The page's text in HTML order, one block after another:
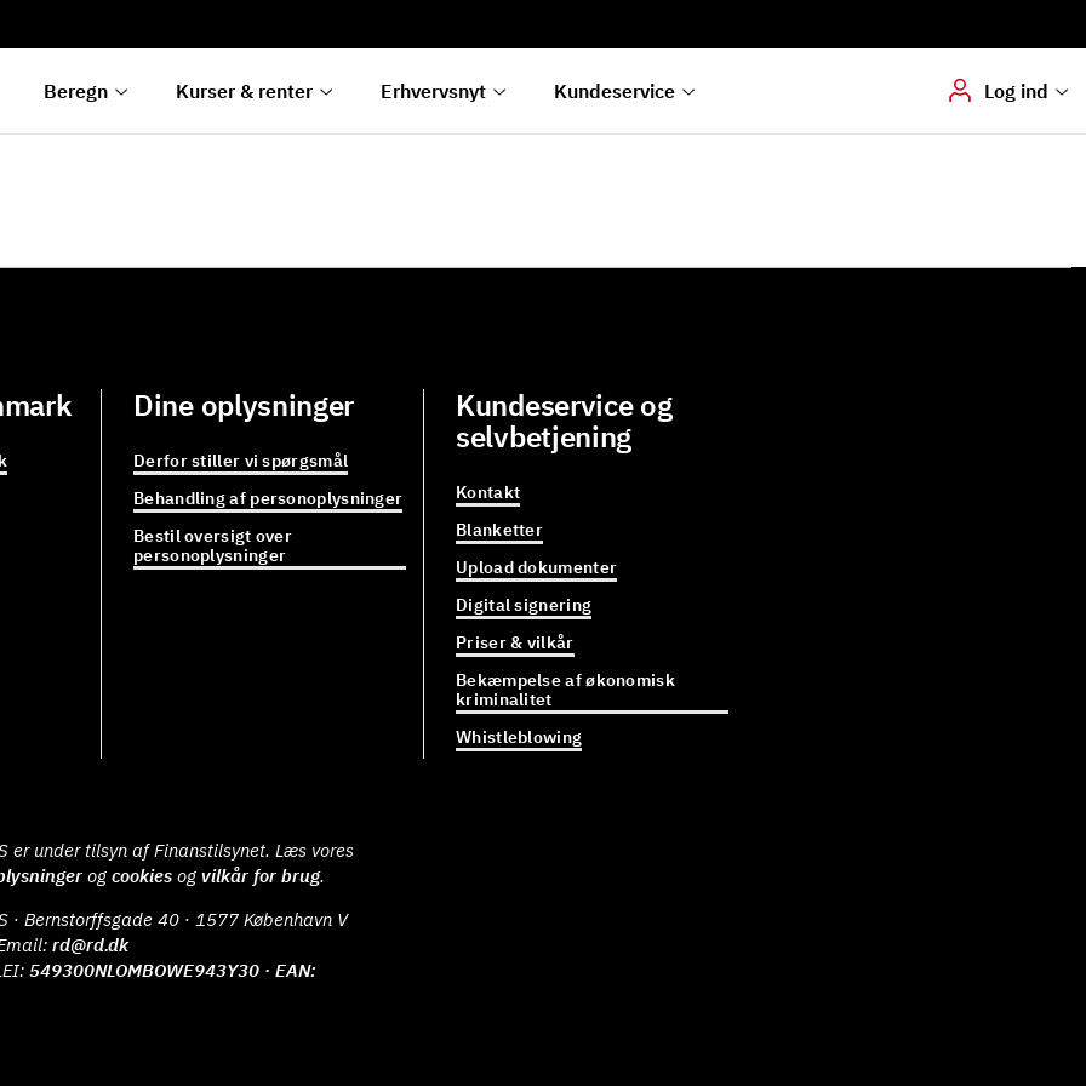
Beregn Kurser & renter Erhvervsnyt Kundeservice Log ind
Hvis du skal
dokumenter digitalt
Dine oplysninger
Derfor stiller vi spørgsmål
Behandling af personoplysninger
Bestil oversigt over
personoplysninger
Kundeservice og
selvbetjening
Kontakt
Blanketter
Upload dokumenter
Digital signering
Priser & vilkår
Bekæmpelse af økonomisk
kriminalitet
Whistleblowing
er under tilsyn af Finanstilsynet. Læs vores
og cookies og vilkår for brug.
· Bernstorffsgade 40 · 1577 København V
rd@rd.dk
549300NLOMBOWE943Y30 · EAN: